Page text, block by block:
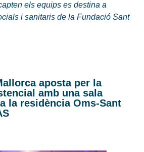
els equips es destina a
i sanitaris de la Fundació Sant
aposta per la
amb una sala
la residència Oms-Sant